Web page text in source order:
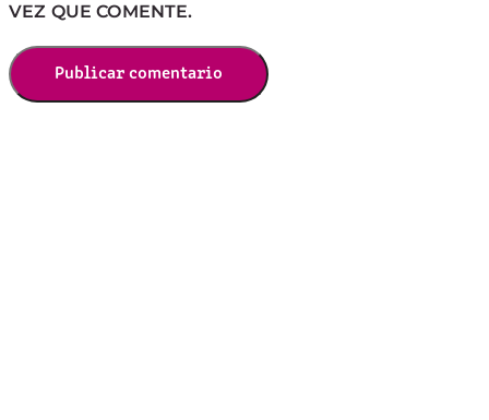
VEZ QUE COMENTE.
Publicar comentario